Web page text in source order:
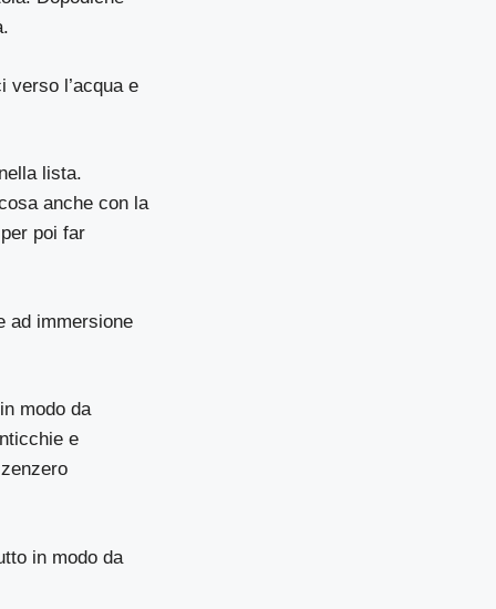
verso l’acqua e
lista.
anche con la
poi far
ad immersione
modo da
e
in modo da